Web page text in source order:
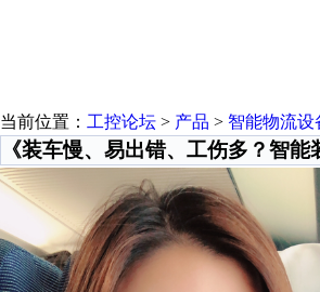
当前位置： 工控论坛 > 产品 > 智能物流设
《装车慢、易出错、工伤多？智